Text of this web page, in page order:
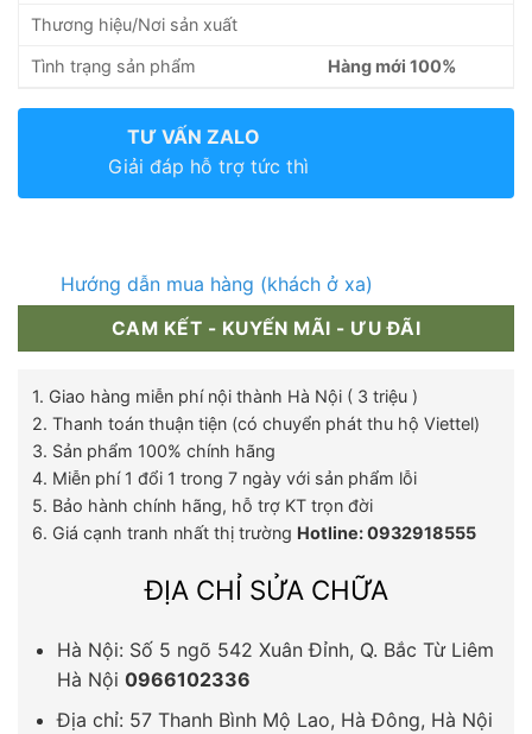
Thương hiệu/Nơi sản xuất
Tình trạng sản phẩm Hàng mới 100%
TƯ VẤN ZALO
Giải đáp hỗ trợ tức thì
Hướng dẫn mua hàng (khách ở xa)
CAM KẾT - KUYẾN MÃI - ƯU ĐÃI
1. Giao hàng miễn phí nội thành Hà Nội ( 3 triệu )
2. Thanh toán thuận tiện (có chuyển phát thu hộ Viettel)
3. Sản phẩm 100% chính hãng
4. Miễn phí 1 đổi 1 trong 7 ngày với sản phẩm lỗi
5. Bảo hành chính hãng, hỗ trợ KT trọn đời
6. Giá cạnh tranh nhất thị trường Hotline: 0932918555
ĐỊA CHỈ SỬA CHỮA
Hà Nội: Số 5 ngõ 542 Xuân Đỉnh, Q. Bắc Từ Liêm
Hà Nội 0966102336
Địa chỉ: 57 Thanh Bình Mộ Lao, Hà Đông, Hà Nội